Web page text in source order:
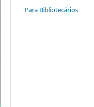
Para Bibliotecários